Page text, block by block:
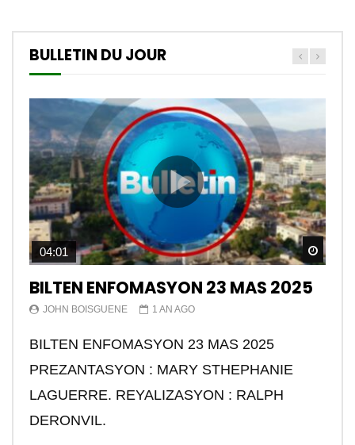
BULLETIN DU JOUR
04:01
BILTEN ENFOMASYON 23 MAS 2025
JOHN BOISGUENE 1 AN AGO
BILTEN ENFOMASYON 23 MAS 2025
PREZANTASYON : MARY STHEPHANIE
LAGUERRE. REYALIZASYON : RALPH
DERONVIL.